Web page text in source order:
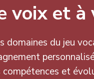
voix et à
du jeu
et